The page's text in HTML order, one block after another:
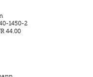
1450-2
44.00